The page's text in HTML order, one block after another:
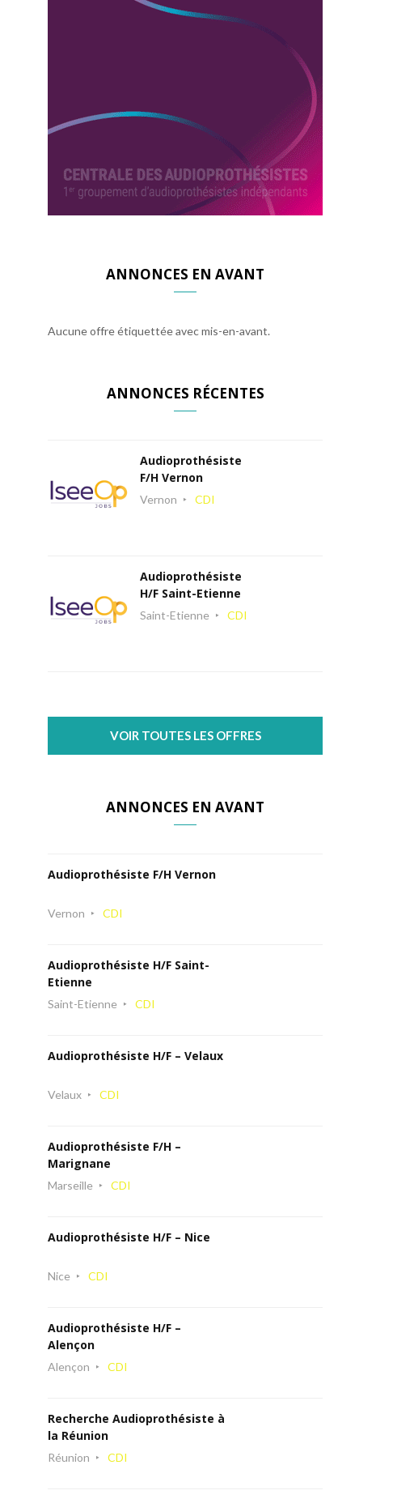
ANNONCES EN AVANT
Aucune offre étiquettée avec mis-en-avant.
ANNONCES RÉCENTES
Audioprothésiste
F/H Vernon
Vernon CDI
Audioprothésiste
H/F Saint-Etienne
Saint-Etienne CDI
VOIR TOUTES LES OFFRES
ANNONCES EN AVANT
Audioprothésiste F/H Vernon
Vernon CDI
Audioprothésiste H/F Saint-
Etienne
Saint-Etienne CDI
Audioprothésiste H/F – Velaux
Velaux CDI
Audioprothésiste F/H –
Marignane
Marseille CDI
Audioprothésiste H/F – Nice
Nice CDI
Audioprothésiste H/F –
Alençon
Alençon CDI
Recherche Audioprothésiste à
la Réunion
Réunion CDI